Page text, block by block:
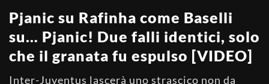
Pjanic su Rafinha come Baselli
su… Pjanic! Due falli identici, solo
che il granata fu espulso [VIDEO]
Inter-Juventus lascerà uno strascico non da